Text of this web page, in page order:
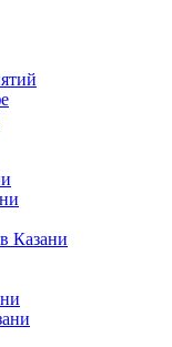
Казани